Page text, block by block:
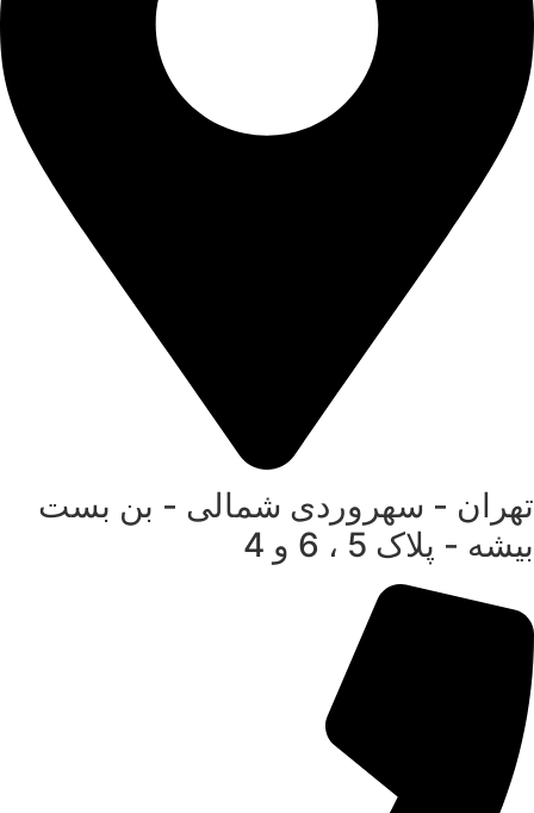
تهران - سهروردی شمالی - بن بست
بیشه - پلاک 5 ، 6 و 4